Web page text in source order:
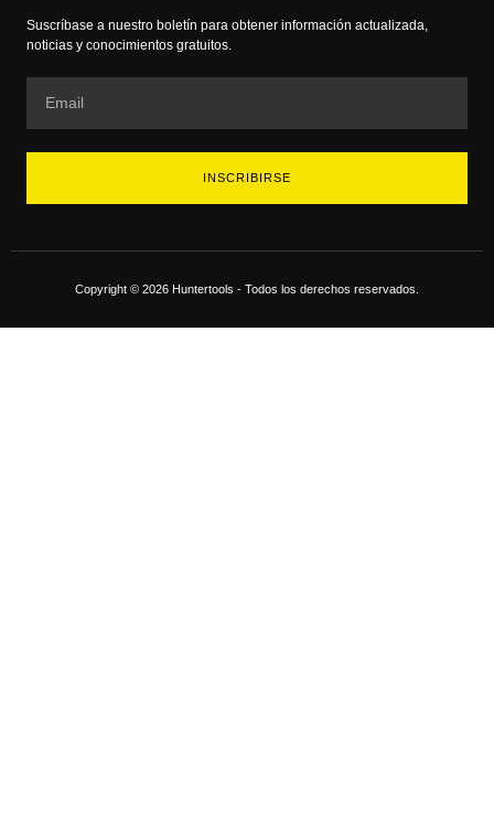
Suscríbase a nuestro boletín para obtener información actualizada,
noticias y conocimientos gratuitos.
INSCRIBIRSE
Copyright © 2026 Huntertools - Todos los derechos reservados.